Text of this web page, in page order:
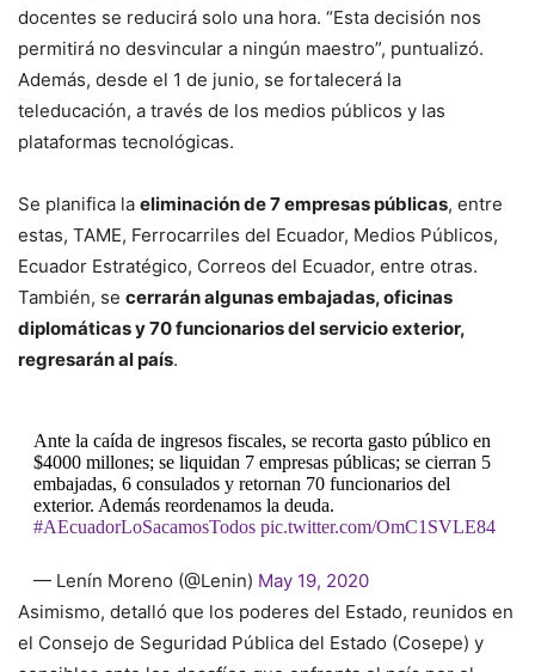
docentes se reducirá solo una hora. “Esta decisión nos
permitirá no desvincular a ningún maestro”, puntualizó.
Además, desde el 1 de junio, se fortalecerá la
teleducación, a través de los medios públicos y las
plataformas tecnológicas.
Se planifica la eliminación de 7 empresas públicas, entre
estas, TAME, Ferrocarriles del Ecuador, Medios Públicos,
Ecuador Estratégico, Correos del Ecuador, entre otras.
También, se cerrarán algunas embajadas, oficinas
diplomáticas y 70 funcionarios del servicio exterior,
regresarán al país.
Ante la caída de ingresos fiscales, se recorta gasto público en
$4000 millones; se liquidan 7 empresas públicas; se cierran 5
embajadas, 6 consulados y retornan 70 funcionarios del
exterior. Además reordenamos la deuda.
#AEcuadorLoSacamosTodos pic.twitter.com/OmC1SVLE84
— Lenín Moreno (@Lenin) May 19, 2020
Asimismo, detalló que los poderes del Estado, reunidos en
el Consejo de Seguridad Pública del Estado (Cosepe) y